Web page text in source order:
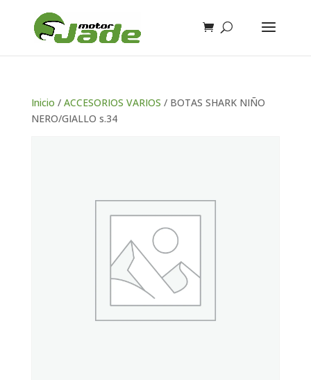
Inicio / ACCESORIOS VARIOS / BOTAS SHARK NIÑO
NERO/GIALLO s.34